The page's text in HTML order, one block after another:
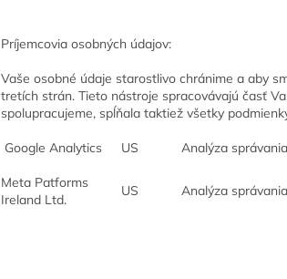
Príjemcovia osobných údajov:
Vaše osobné údaje starostlivo chránime a aby
tretích strán. Tieto nástroje spracovávajú časť
spolupracujeme, spĺňala taktiež všetky
Google Analytics US Analýza
Meta Patforms
Ireland Ltd.
US Analýza